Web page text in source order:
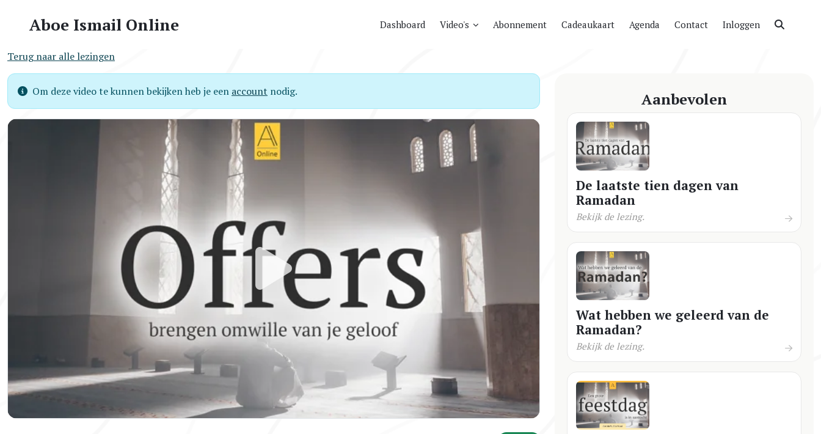
Aboe Ismail Online Dashboard Video's Abonnement Cadeaukaart Agenda Contact Inloggen
Terug naar alle lezingen
Om deze video te kunnen bekijken heb je een account nodig. Aanbevolen
De laatste tien dagen van
Ramadan
Bekijk de lezing.
Wat hebben we geleerd van de
Ramadan?
Bekijk de lezing.